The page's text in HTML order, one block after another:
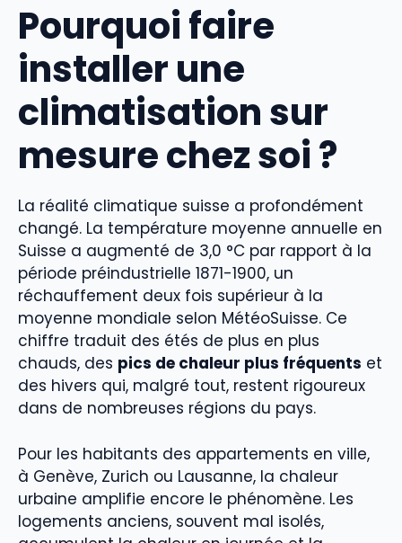
Pourquoi faire
installer une
climatisation sur
mesure chez soi ?
La réalité climatique suisse a profondément
changé. La température moyenne annuelle en
Suisse a augmenté de 3,0 °C par rapport à la
période préindustrielle 1871-1900, un
réchauffement deux fois supérieur à la
moyenne mondiale selon MétéoSuisse. Ce
chiffre traduit des étés de plus en plus
chauds, des pics de chaleur plus fréquents et
des hivers qui, malgré tout, restent rigoureux
dans de nombreuses régions du pays.
Pour les habitants des appartements en ville,
à Genève, Zurich ou Lausanne, la chaleur
urbaine amplifie encore le phénomène. Les
logements anciens, souvent mal isolés,